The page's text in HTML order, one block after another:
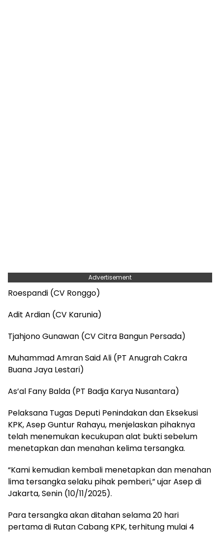
Advertisement
Roespandi (CV Ronggo)
Adit Ardian (CV Karunia)
Tjahjono Gunawan (CV Citra Bangun Persada)
Muhammad Amran Said Ali (PT Anugrah Cakra
Buana Jaya Lestari)
As’al Fany Balda (PT Badja Karya Nusantara)
Pelaksana Tugas Deputi Penindakan dan Eksekusi
KPK, Asep Guntur Rahayu, menjelaskan pihaknya
telah menemukan kecukupan alat bukti sebelum
menetapkan dan menahan kelima tersangka.
“Kami kemudian kembali menetapkan dan menahan
lima tersangka selaku pihak pemberi,” ujar Asep di
Jakarta, Senin (10/11/2025).
Para tersangka akan ditahan selama 20 hari
pertama di Rutan Cabang KPK, terhitung mulai 4